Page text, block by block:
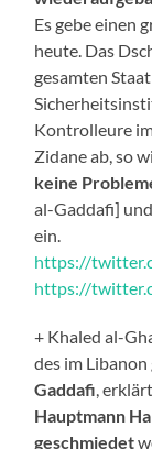
Es gebe einen
heute. Das
gesamten
Kontrolleure
Zidane ab, so
keine
al-Gaddafi]
ein.
https://
https://
+ Khaled al-
des im
Gaddafi ,
Hauptmann
geschmiedet